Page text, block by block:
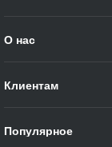
О нас
Клиентам
Популярное